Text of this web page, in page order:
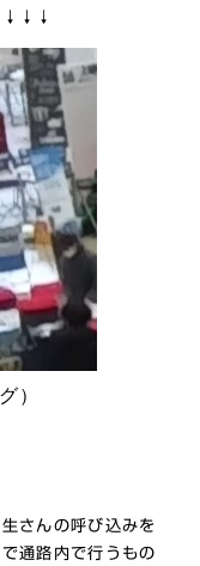
）
さんの呼び込みを
通路内で行うもの